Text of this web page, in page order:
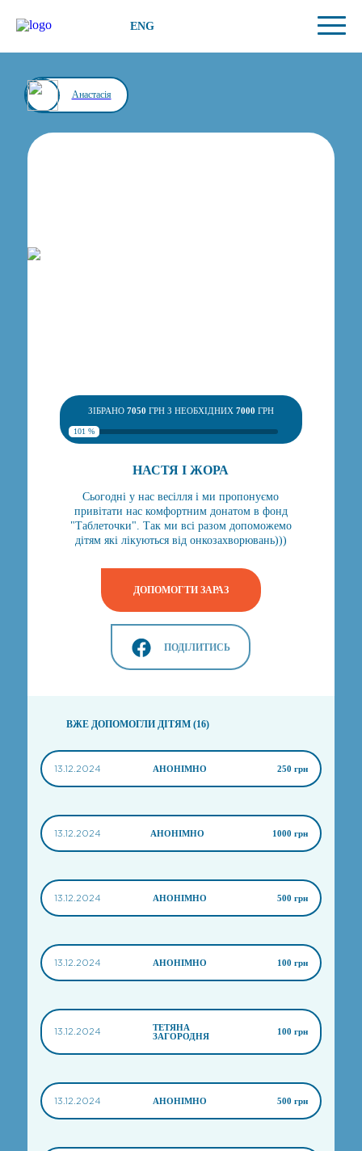
ENG
Анастасія
ЗІБРАНО 7050 ГРН З НЕОБХІДНИХ 7000 ГРН
101 %
НАСТЯ І ЖОРА
Сьогодні у нас весілля і ми пропонуємо
привітати нас комфортним донатом в фонд
"Таблеточки". Так ми всі разом допоможемо
дітям які лікуються від онкозахворювань)))
ДОПОМОГТИ ЗАРАЗ
ПОДІЛИТИСЬ
ВЖЕ ДОПОМОГЛИ ДІТЯМ (16)
13.12.2024 АНОНІМНО 250 грн
13.12.2024 АНОНІМНО 1000 грн
13.12.2024 АНОНІМНО 500 грн
13.12.2024 АНОНІМНО 100 грн
13.12.2024
ТЕТЯНА
ЗАГОРОДНЯ
100 грн
13.12.2024 АНОНІМНО 500 грн